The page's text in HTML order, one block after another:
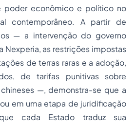
poder econômico e político no
contemporâneo. A partir de
— a intervenção do governo
Nexperia, as restrições impostas
de terras raras e a adoção,
de tarifas punitivas sobre
—, demonstra-se que a
em uma etapa de juridificação
cada Estado traduz sua